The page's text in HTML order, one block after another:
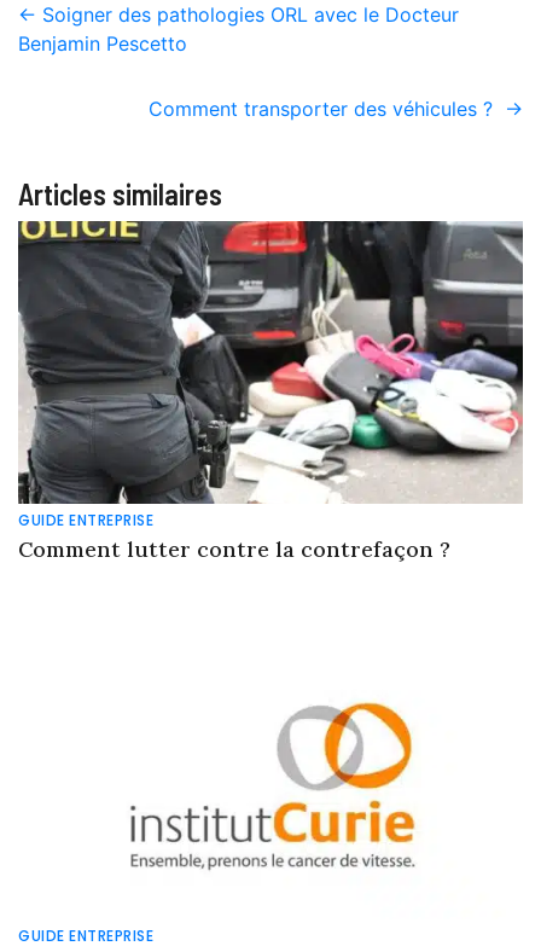
← Soigner des pathologies ORL avec le Docteur
Benjamin Pescetto
Comment transporter des véhicules ? →
Articles similaires
GUIDE ENTREPRISE
Comment lutter contre la contrefaçon ?
GUIDE ENTREPRISE